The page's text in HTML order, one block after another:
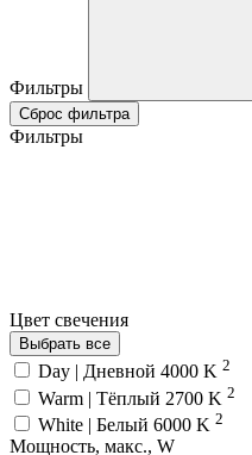
Фильтры
Сброс фильтра
Фильтры
Цвет свечения
Выбрать все
Day | Дневной 4000 K 2
Warm | Тёплый 2700 K 2
White | Белый 6000 K 2
Мощность, макс., W